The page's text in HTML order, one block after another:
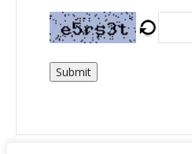
Submit